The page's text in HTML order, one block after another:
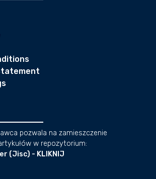
pozwala na zamieszczenie
w repozytorium:
(Jisc) - KLIKNIJ